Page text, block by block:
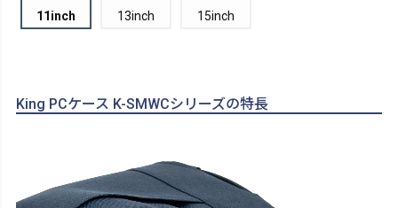
11inch 13inch 15inch
King PCケース K-SMWCシリーズの特長